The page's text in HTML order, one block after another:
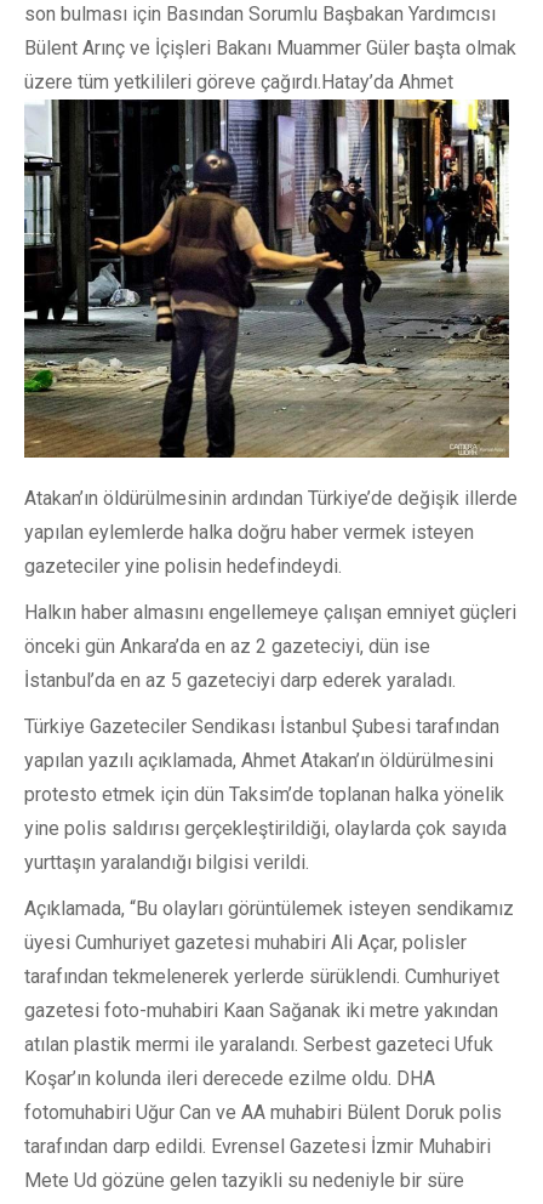
son bulması için Basından Sorumlu Başbakan Yardımcısı
Bülent Arınç ve İçişleri Bakanı Muammer Güler başta olmak
üzere tüm yetkilileri göreve çağırdı. Hatay’da Ahmet
Atakan’ın öldürülmesinin ardından Türkiye’de değişik illerde
yapılan eylemlerde halka doğru haber vermek isteyen
gazeteciler yine polisin hedefindeydi.
Halkın haber almasını engellemeye çalışan emniyet güçleri
önceki gün Ankara’da en az 2 gazeteciyi, dün ise
İstanbul’da en az 5 gazeteciyi darp ederek yaraladı.
Türkiye Gazeteciler Sendikası İstanbul Şubesi tarafından
yapılan yazılı açıklamada, Ahmet Atakan’ın öldürülmesini
protesto etmek için dün Taksim’de toplanan halka yönelik
yine polis saldırısı gerçekleştirildiği, olaylarda çok sayıda
yurttaşın yaralandığı bilgisi verildi.
Açıklamada, “Bu olayları görüntülemek isteyen sendikamız
üyesi Cumhuriyet gazetesi muhabiri Ali Açar, polisler
tarafından tekmelenerek yerlerde sürüklendi. Cumhuriyet
gazetesi foto-muhabiri Kaan Sağanak iki metre yakından
atılan plastik mermi ile yaralandı. Serbest gazeteci Ufuk
Koşar’ın kolunda ileri derecede ezilme oldu. DHA
fotomuhabiri Uğur Can ve AA muhabiri Bülent Doruk polis
tarafından darp edildi. Evrensel Gazetesi İzmir Muhabiri
Mete Ud gözüne gelen tazyikli su nedeniyle bir süre